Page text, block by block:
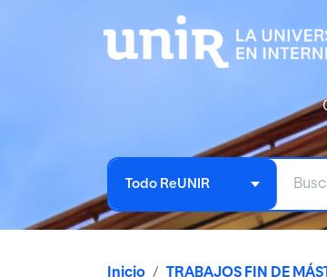
Todo ReUNIR
Inicio TRABAJOS FIN DE